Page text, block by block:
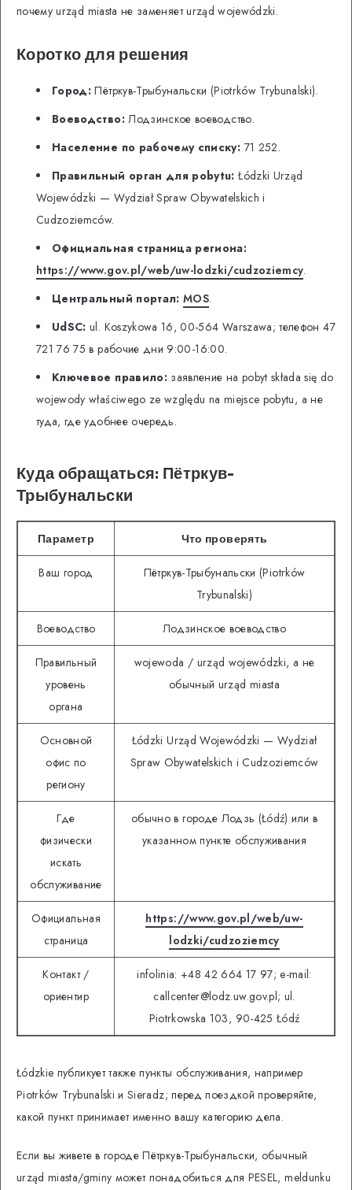
почему urząd miasta не заменяет urząd wojewódzki.
Коротко для решения
Город: Пётркув-Трыбунальски (Piotrków Trybunalski).
Воеводство:Лодзинское воеводство.
Население по рабочему списку: 71 252.
Правильный орган для pobytu: Łódzki Urząd
Wojewódzki — Wydział Spraw Obywatelskich i
Cudzoziemców.
Официальная страница региона:
https://www.gov.pl/web/uw-lodzki/cudzoziemcy.
Центральный портал: MOS.
UdSC: ul. Koszykowa 16, 00-564 Warszawa; телефон 47
721 76 75 в рабочие дни 9:00-16:00.
Ключевое правило:заявление на pobyt składa się do
wojewody właściwego ze względu na miejsce pobytu, а не
туда, где удобнее очередь.
Куда обращаться: Пётркув-
Трыбунальски
Параметр Что проверять
Ваш город
Пётркув-Трыбунальски (Piotrków
Trybunalski)
Воеводство Лодзинское воеводство
Правильный
уровень
органа
wojewoda / urząd wojewódzki, а не
обычный urząd miasta
Основной
офис по
региону
Łódzki Urząd Wojewódzki — Wydział
Spraw Obywatelskich i Cudzoziemców
Где
физически
искать
обслуживание
обычно в городе Лодзь (Łódź) или в
указанном пункте обслуживания
Официальная
страница
https://www.gov.pl/web/uw-
lodzki/cudzoziemcy
Контакт /
ориентир
infolinia: +48 42 664 17 97; e-mail:
callcenter@lodz.uw.gov.pl; ul.
Piotrkowska 103, 90-425 Łódź
Łódzkie публикует также пункты обслуживания, например
Piotrków Trybunalski и Sieradz; перед поездкой проверяйте,
какой пункт принимает именно вашу категорию дела.
Если вы живете в городе Пётркув-Трыбунальски, обычный
urząd miasta/gminy может понадобиться для PESEL, meldunku